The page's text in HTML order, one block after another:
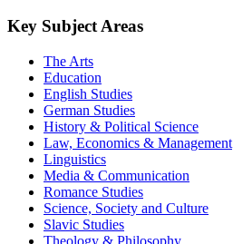
Key Subject Areas
The Arts
Education
English Studies
German Studies
History & Political Science
Law, Economics & Management
Linguistics
Media & Communication
Romance Studies
Science, Society and Culture
Slavic Studies